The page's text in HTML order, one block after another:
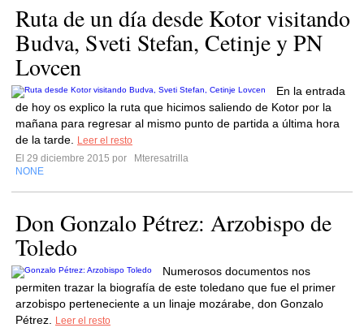
Ruta de un día desde Kotor visitando
Budva, Sveti Stefan, Cetinje y PN
Lovcen
En la entrada
de hoy os explico la ruta que hicimos saliendo de Kotor por la
mañana para regresar al mismo punto de partida a última hora
de la tarde.
Leer el resto
El 29 diciembre 2015 por
Mteresatrilla
NONE
Don Gonzalo Pétrez: Arzobispo de
Toledo
Numerosos documentos nos
permiten trazar la biografía de este toledano que fue el primer
arzobispo perteneciente a un linaje mozárabe, don Gonzalo
Pétrez.
Leer el resto